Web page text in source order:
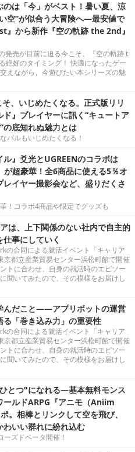
のは「今」がベスト！暑い夏、涼
空”が似合う大冒険へ―最安値で
』から新作『空の軌跡 the 2nd』
発売が目前に迫る今こそ、『空の軌跡 t
絶好のタイミング！ 快適になったゲー
えながら、今遊びたい本シリーズの魅
、いじめたくなる。正式版リリ
ド』プレイヤーに訊く“キュートア
の底知れぬ魅力とは
パルもいじめたくなる！
ル』爻光とUGREENのコラボは
が超豪華！全6商品に使える5％オ
イヤー撮影会など、盛りだくさ
！コラボ4商品や限定でグッズも
は、上下関係のない社内で自主的
事にしていく
の合同による就活イベント「キャリア
京都立産業貿易センター浜松町館で開催
トに合わせ、自身の就活時のエピソー
聞いてみたので、その模様をお届けし
んだこと――アプリボットの運営
る「巻き込み力」の重要性
の合同による就活イベント「キャリア
京都立産業貿易センター浜松町館で開催
トに合わせ、自身の就活時のエピソー
聞いてみたので、その模様をお届けし
とつ"になれる―基本無料モンス
ールドARPG『アニモ（Aniim
。相棒とリンクして空を飛び、
わいい群れに紛れ込む
ズドベータ開催！